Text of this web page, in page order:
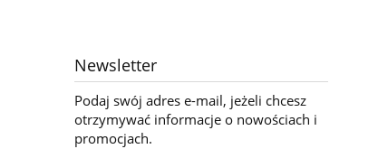
Newsletter
Podaj swój adres e-mail, jeżeli chcesz
otrzymywać informacje o nowościach i
promocjach.